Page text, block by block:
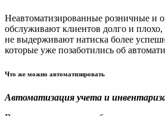
Неавтоматизированные розничные и
обслуживают клиентов долго и плохо,
не выдерживают натиска более
которые уже позаботились об
Что же можно автоматизировать
Автоматизация учета и